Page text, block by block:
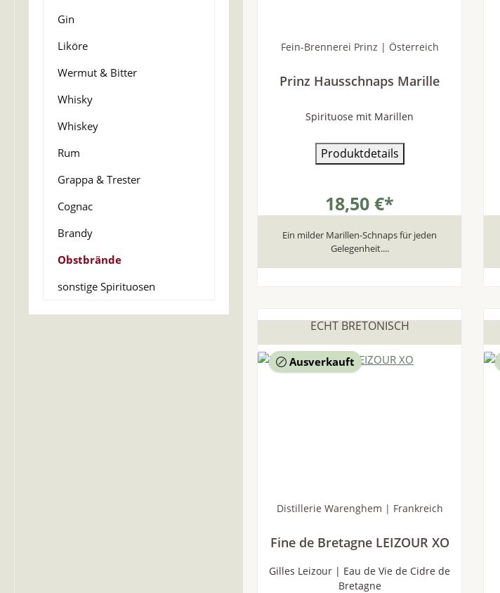
Gin
Liköre
Wermut & Bitter
Whisky
Whiskey
Rum
Grappa & Trester
Cognac
Brandy
Obstbrände
sonstige Spirituosen
Fein-Brennerei Prinz | Österreich
Prinz Hausschnaps Marille
Spirituose mit Marillen
Produktdetails
18,50 €*
Ein milder Marillen-Schnaps für jeden
Gelegenheit....
Ausverkauft
ECHT BRETONISCH
Distillerie Warenghem | Frankreich
Fine de Bretagne LEIZOUR XO
Gilles Leizour | Eau de Vie de Cidre de
Bretagne